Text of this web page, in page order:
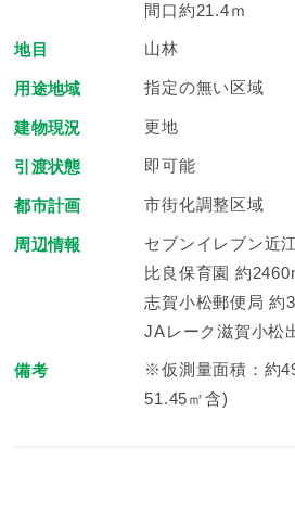
間口約21.4ｍ
地目 山林
用途地域 指定の無い区域
建物現況 更地
引渡状態 即可能
都市計画 市街化調整区域
周辺情報
セブンイレブン近
比良保育園 約
志賀小松郵便局 約
JAレーク滋賀小松
備考
※仮測量面積：約
51.45㎡含)